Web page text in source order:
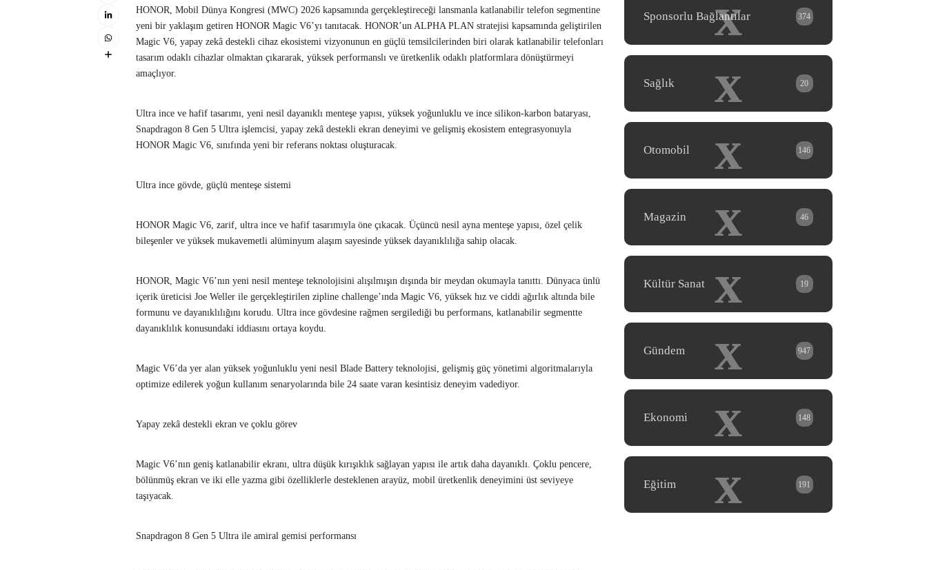
HONOR, Mobil Dünya Kongresi (MWC) 2026 kapsamında gerçekleştireceği lansmanla katlanabilir telefon segmentine
yeni bir yaklaşım getiren HONOR Magic V6’yı tanıtacak. HONOR’un ALPHA PLAN stratejisi kapsamında geliştirilen
Magic V6, yapay zekâ destekli cihaz ekosistemi vizyonunun en güçlü temsilcilerinden biri olarak katlanabilir telefonları
tasarım odaklı cihazlar olmaktan çıkararak, yüksek performanslı ve üretkenlik odaklı platformlara dönüştürmeyi
amaçlıyor.
Ultra ince ve hafif tasarımı, yeni nesil dayanıklı menteşe yapısı, yüksek yoğunluklu ve ince silikon-karbon bataryası,
Snapdragon 8 Gen 5 Ultra işlemcisi, yapay zekâ destekli ekran deneyimi ve gelişmiş ekosistem entegrasyonuyla
HONOR Magic V6, sınıfında yeni bir referans noktası oluşturacak.
Ultra ince gövde, güçlü menteşe sistemi
HONOR Magic V6, zarif, ultra ince ve hafif tasarımıyla öne çıkacak. Üçüncü nesil ayna menteşe yapısı, özel çelik
bileşenler ve yüksek mukavemetli alüminyum alaşım sayesinde yüksek dayanıklılığa sahip olacak.
HONOR, Magic V6’nın yeni nesil menteşe teknolojisini alışılmışın dışında bir meydan okumayla tanıttı. Dünyaca ünlü
içerik üreticisi Joe Weller ile gerçekleştirilen zipline challenge’ında Magic V6, yüksek hız ve ciddi ağırlık altında bile
formunu ve dayanıklılığını korudu. Ultra ince gövdesine rağmen sergilediği bu performans, katlanabilir segmentte
dayanıklılık konusundaki iddiasını ortaya koydu.
Magic V6’da yer alan yüksek yoğunluklu yeni nesil Blade Battery teknolojisi, gelişmiş güç yönetimi algoritmalarıyla
optimize edilerek yoğun kullanım senaryolarında bile 24 saate varan kesintisiz deneyim vadediyor.
Yapay zekâ destekli ekran ve çoklu görev
Magic V6’nın geniş katlanabilir ekranı, ultra düşük kırışıklık sağlayan yapısı ile artık daha dayanıklı. Çoklu pencere,
bölünmüş ekran ve iki elle yazma gibi özelliklerle desteklenen arayüz, mobil üretkenlik deneyimini üst seviyeye
taşıyacak.
Snapdragon 8 Gen 5 Ultra ile amiral gemisi performansı
x
Sponsorlu Bağlantılar 374
x
Sağlık 20
x
Otomobil 146
x
Magazin 46
x
Kültür Sanat 19
x
Gündem 947
x
Ekonomi 148
x
Eğitim 191